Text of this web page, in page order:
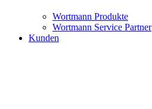
Wortmann Produkte
Wortmann Service Partner
Kunden